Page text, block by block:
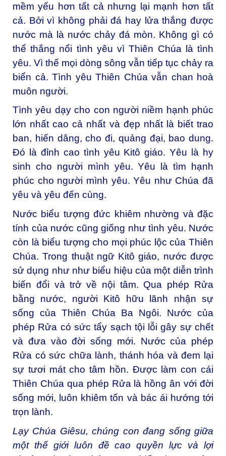
mềm yếu hơn tất cả nhưng lại mạnh hơn tất
cả. Bởi vì không phải đá hay lửa thắng được
nước mà là nước chảy đá mòn. Không gì có
thể thắng nổi tình yêu vì Thiên Chúa là tình
yêu. Vì thế mọi dòng sông vẫn tiếp tục chảy ra
biển cả. Tình yêu Thiên Chúa vẫn chan hoà
muôn người.
Tình yêu dạy cho con người niềm hạnh phúc
lớn nhất cao cả nhất và đẹp nhất là biết trao
ban, hiến dâng, cho đi, quảng đại, bao dung.
Đó là đỉnh cao tình yêu Kitô giáo. Yêu là hy
sinh cho người mình yêu. Yêu là tìm hạnh
phúc cho người mình yêu. Yêu như Chúa đã
yêu và yêu đến cùng.
Nước biểu tượng đức khiêm nhường và đặc
tính của nước cũng giống như tình yêu. Nước
còn là biểu tượng cho mọi phúc lộc của Thiên
Chúa. Trong thuật ngữ Kitô giáo, nước được
sử dụng như như biểu hiệu của một diễn trình
biến đổi và trở về nội tâm. Qua phép Rửa
bằng nước, người Kitô hữu lãnh nhận sự
sống của Thiên Chúa Ba Ngôi. Nước của
phép Rửa có sức tẩy sạch tội lỗi gây sự chết
và đưa vào đời sống mới. Nước của phép
Rửa có sức chữa lành, thánh hóa và đem lại
sự tươi mát cho tâm hồn. Được làm con cái
Thiên Chúa qua phép Rửa là hồng ân với đời
sống mới, luôn khiêm tốn và bác ái hướng tới
trọn lành.
Lạy Chúa Giêsu, chúng con đang sống giữa
một thế giới luôn đề cao quyền lực và lợi